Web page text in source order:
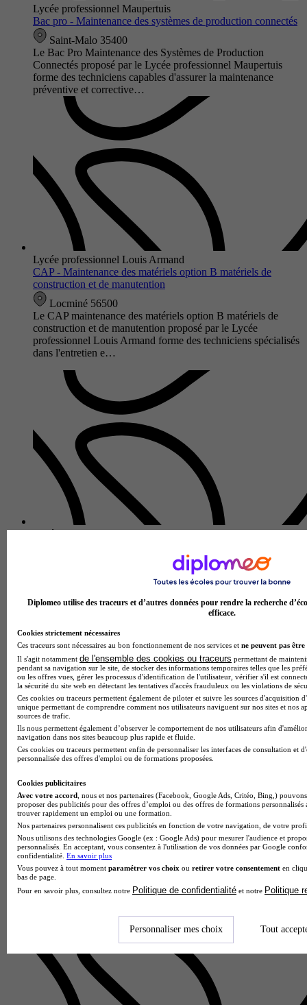
Lycée professionnel Maupertuis
Bac pro - Maintenance des systèmes de production connectés
Saint-Malo 35400
Le Bac Pro Maintenance des Systèmes de Production
Connectés proposé par le Lycée professionnel Maupertuis
forme des techniciens capables d'assurer la maintenance
préventive et corrective…
Lycée professionnel Louis Armand
CAP - Maintenance des matériels option B matériels de
construction et de manutention
Locminé 56500
Le CAP maintenance des matériels option B matériels de
construction et de manutention proposé par le Lycée
professionnel Louis Armand forme des techniciens spécialisés
dans l'entretien e…
Lycée polyvalent La Mennais
Le Bac Pro Maintenance des Systèmes de Production
les futurs spécialistes de la maintenance industrielle 4. 0. Au
Lycée professionnel Bel Air
Bac pro - Maintenance des véhicules option véhicules légers
Tinténiac 35190
Le Bac Pro Maintenance des Véhicules option Véhicules
Légers proposé par le Lycée professionnel Bel Air forme des
techniciens qualifiés capables de diagnostiquer, entretenir et
réparer l…
Diplomeo utilise des traceurs et d’autres données pour rendre la recherche
efficace.
Cookies strictement nécessaires
Ces traceurs sont nécessaires au bon fonctionnement de nos services et ne peuvent pas être
Il s'agit notamment de l'ensemble des cookies ou traceurs permettant de
pendant sa navigation sur le site, de stocker des informations temporaires telles que les
ou les offres vues, gérer les processus d'identification de l'utilisateur, vérifier s'il est
la sécurité du site web en détectant les tentatives d'accès frauduleux ou les violations de
Ces cookies ou traceurs permettent également de piloter et suivre les sources d'acquisition
unique permettant de comprendre comment nos utilisateurs naviguent sur nos sites et nos
sources de trafic.
Ils nous permettent également d’observer le comportement de nos utilisateurs afin
navigation dans nos sites beaucoup plus rapide et fluide.
Ces cookies ou traceurs permettent enfin de personnaliser les interfaces de consultation et
personnalisée des offres d'emploi ou de formations proposées.
Cookies publicitaires
Avec votre accord , nous et nos partenaires (Facebook, Google Ads, Critéo, Bing,)
proposer des publicités pour des offres d’emploi ou des offres de formations
trouver rapidement un emploi ou une formation.
Nos partenaires personnalisent ces publicités en fonction de votre navigation, de votre
Nous utilisons des technologies Google (ex : Google Ads) pour mesurer l'audience et
personnalisés. En acceptant, vous consentez à l'utilisation de vos données par Google
confidentialité. En savoir plus
Vous pouvez à tout moment paramétrer vos choix ou retirer votre consentement en
bas de page.
Pour en savoir plus, consultez notre Politique de confidentialité et notre Politique
Personnaliser mes choix Tout